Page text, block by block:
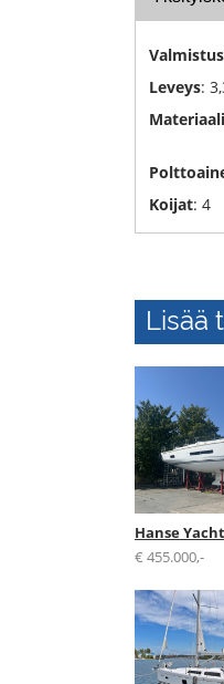
hävittäminen
Yacht
Telakka
Leveys:
Koijat: 4
Lisää
Hanse
€ 455.000,-